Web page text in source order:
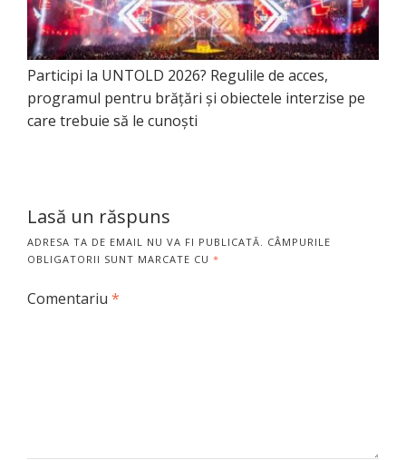
Participi la UNTOLD 2026? Regulile de acces,
programul pentru brățări și obiectele interzise pe
care trebuie să le cunoști
Lasă un răspuns
ADRESA TA DE EMAIL NU VA FI PUBLICATĂ.
CÂMPURILE
OBLIGATORII SUNT MARCATE CU *
Comentariu *